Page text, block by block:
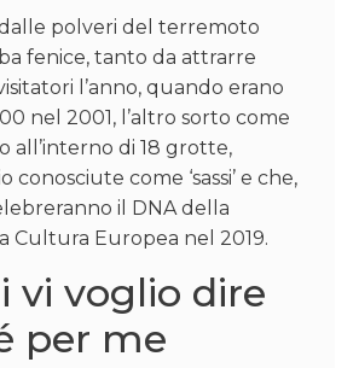
dalle polveri del terremoto
fenice, tanto da attrarre
l’anno, quando erano
nel 2001, l’altro sorto come
all’interno di 18 grotte,
come ‘sassi’ e che,
il DNA della
Cultura Europea nel 2019.
vi voglio dire
per me